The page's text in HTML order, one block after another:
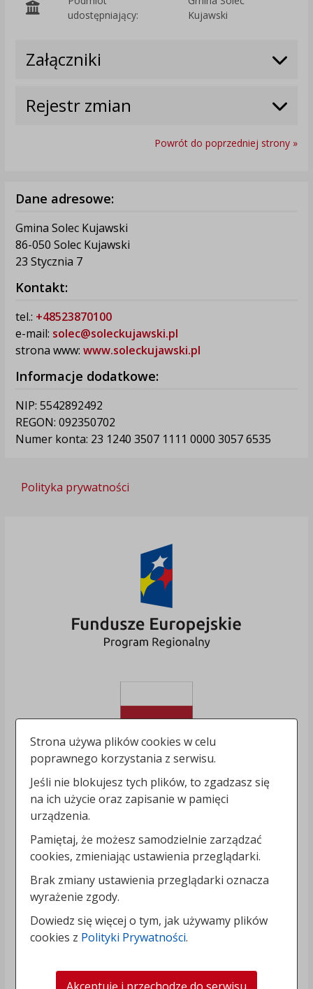
udostępniający:
Kujawski
Załączniki
Rejestr zmian
Powrót do poprzedniej strony »
Dane adresowe:
Gmina Solec Kujawski
86-050 Solec Kujawski
23 Stycznia 7
Kontakt:
tel.: +48523870100
e-mail: solec@soleckujawski.pl
strona www: www.soleckujawski.pl
Informacje dodatkowe:
NIP: 5542892492
REGON: 092350702
Numer konta: 23 1240 3507 1111 0000 3057 6535
Polityka prywatności
Strona używa plików cookies w celu
poprawnego korzystania z serwisu.
Jeśli nie blokujesz tych plików, to zgadzasz się
na ich użycie oraz zapisanie w pamięci
urządzenia.
Pamiętaj, że możesz samodzielnie zarządzać
cookies, zmieniając ustawienia przeglądarki.
Brak zmiany ustawienia przeglądarki oznacza
wyrażenie zgody.
Dowiedz się więcej o tym, jak używamy plików
cookies z Polityki Prywatności.